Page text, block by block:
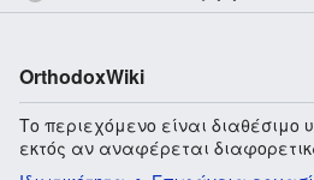
OrthodoxWiki
Το περιεχόμενο είναι διαθέσιμο
εκτός αν αναφέρεται